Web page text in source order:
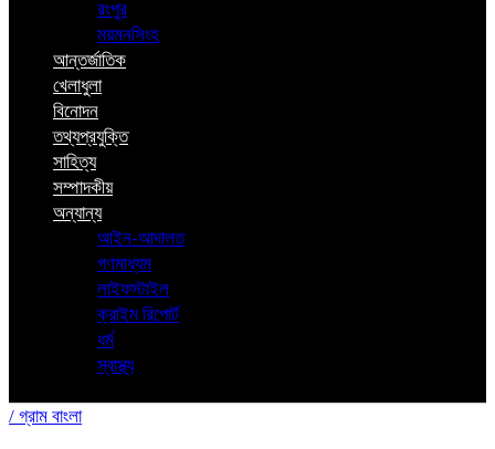
রংপুর
ময়মনসিংহ
আন্তর্জাতিক
খেলাধুলা
বিনোদন
তথ্যপ্রযুক্তি
সাহিত্য
সম্পাদকীয়
অন্যান্য
আইন-আদালত
গণমাধ্যম
লাইফস্টাইল
ক্রাইম রিপোর্ট
ধর্ম
স্বাস্থ্য
/ গ্রাম বাংলা